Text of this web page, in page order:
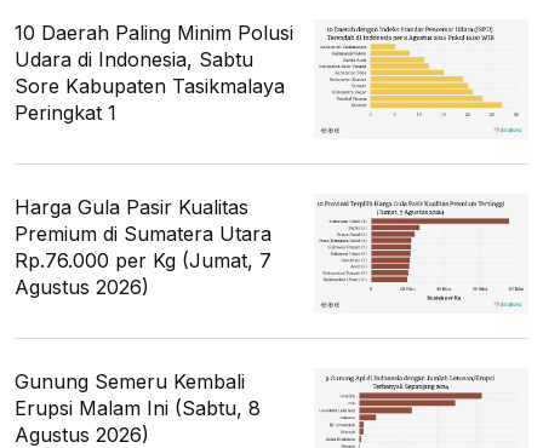
10 Daerah Paling Minim Polusi
Udara di Indonesia, Sabtu
Sore Kabupaten Tasikmalaya
Peringkat 1
Harga Gula Pasir Kualitas
Premium di Sumatera Utara
Rp.76.000 per Kg (Jumat, 7
Agustus 2026)
Gunung Semeru Kembali
Erupsi Malam Ini (Sabtu, 8
Agustus 2026)